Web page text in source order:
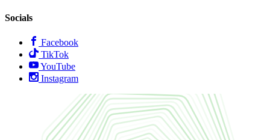
Socials
Facebook
TikTok
YouTube
Instagram